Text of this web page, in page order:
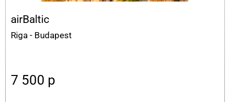
airBaltic
Riga - Budapest
7 500 p